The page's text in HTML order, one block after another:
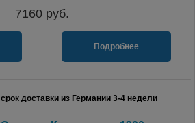
7160руб.
Подробнее
срок доставки из Германии 3-4 недели